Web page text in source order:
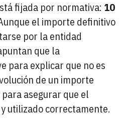
fijada por normativa: 10
el importe definitivo
por la entidad
que la
para explicar que no es
de un importe
asegurar que el
utilizado correctamente.